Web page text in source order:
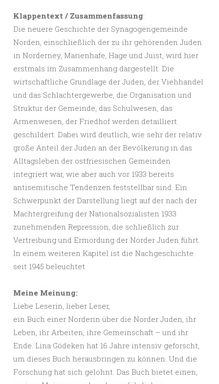
Klappentext / Zusammenfassung:
Die neuere Geschichte der Synagogengemeinde
Norden, einschließlich der zu ihr gehörenden Juden
in Norderney, Marienhafe, Hage und Juist, wird hier
erstmals im Zusammenhang dargestellt. Die
wirtschaftliche Grundlage der Juden, der Viehhandel
und das Schlachtergewerbe, die Organisation und
Struktur der Gemeinde, das Schulwesen, das
Armenwesen, der Friedhof werden detailliert
geschildert. Dabei wird deutlich, wie sehr der relativ
große Anteil der Juden an der Bevölkerung in das
Alltagsleben der ostfriesischen Gemeinden
integriert war, wie aber auch vor 1933 bereits
antisemitische Tendenzen feststellbar sind. Ein
Schwerpunkt der Darstellung liegt auf der nach der
Machtergreifung der Nationalsozialisten 1933
zunehmenden Repression, die schließlich zur
Vertreibung und Ermordung der Norder Juden führt.
In einem weiteren Kapitel ist die Nachgeschichte
seit 1945 beleuchtet.
Meine Meinung:
Liebe Leserin, lieber Leser,
ein Buch einer Norderin über die Norder Juden, ihr
Leben, ihr Arbeiten, ihre Gemeinschaft – und ihr
Ende. Lina Gödeken hat 16 Jahre intensiv geforscht,
um dieses Buch herausbringen zu können. Und die
Forschung hat sich gelohnt. Das Buch bietet einen,